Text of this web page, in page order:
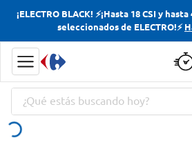
¡ELECTRO BLACK! ⚡¡Hasta 18 CSI y
seleccionados de ELECTRO!⚡
¿Qué estás buscando hoy?
Términos más buscados
Términos más
Yerba
Cerveza
Doves
Papas Fritas